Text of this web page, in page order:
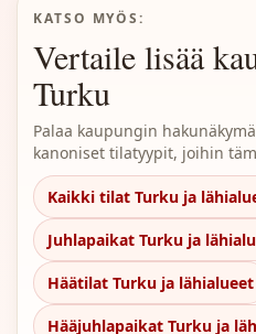
KATSO MYÖS:
Vertaile lisää
Turku
Palaa kaupungin
kanoniset tilatyypit, joihin
Kaikki tilat Turku ja
Juhlapaikat Turku ja
Häätilat Turku ja lähialueet
Hääjuhlapaikat Turku ja